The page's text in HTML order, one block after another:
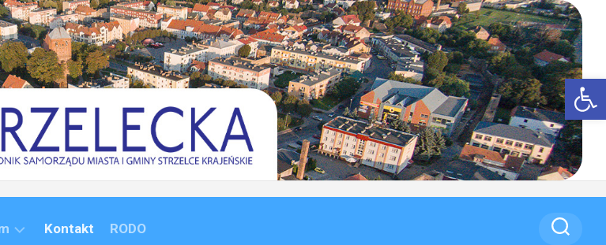
Kontakt RODO